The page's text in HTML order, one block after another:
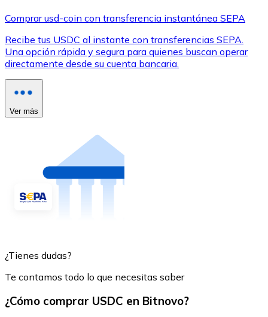
Comprar usd-coin con transferencia instantánea SEPA
Recibe tus USDC al instante con transferencias SEPA.
Una opción rápida y segura para quienes buscan operar
directamente desde su cuenta bancaria.
Ver más
¿Tienes dudas?
Te contamos todo lo que necesitas saber
¿Cómo comprar USDC en Bitnovo?